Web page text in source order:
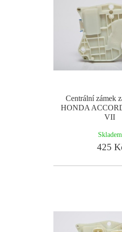
Centrální zámek
HONDA
VII
Skladem
425